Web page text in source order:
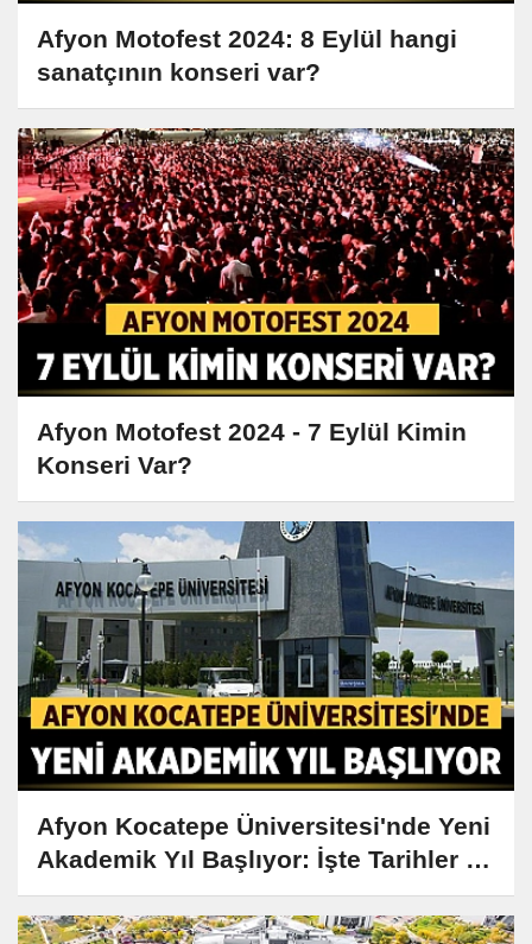
Afyon Motofest 2024: 8 Eylül hangi
sanatçının konseri var?
Afyon Motofest 2024 - 7 Eylül Kimin
Konseri Var?
Afyon Kocatepe Üniversitesi'nde Yeni
Akademik Yıl Başlıyor: İşte Tarihler ve
Detaylar